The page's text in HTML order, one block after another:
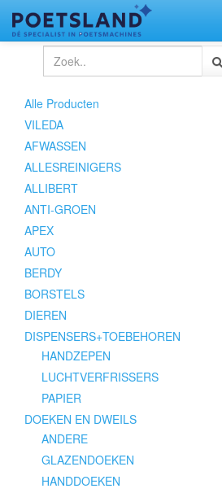
Alle Producten
VILEDA
AFWASSEN
ALLESREINIGERS
ALLIBERT
ANTI-GROEN
APEX
AUTO
BERDY
BORSTELS
DIEREN
DISPENSERS+TOEBEHOREN
HANDZEPEN
LUCHTVERFRISSERS
PAPIER
DOEKEN EN DWEILS
ANDERE
GLAZENDOEKEN
HANDDOEKEN